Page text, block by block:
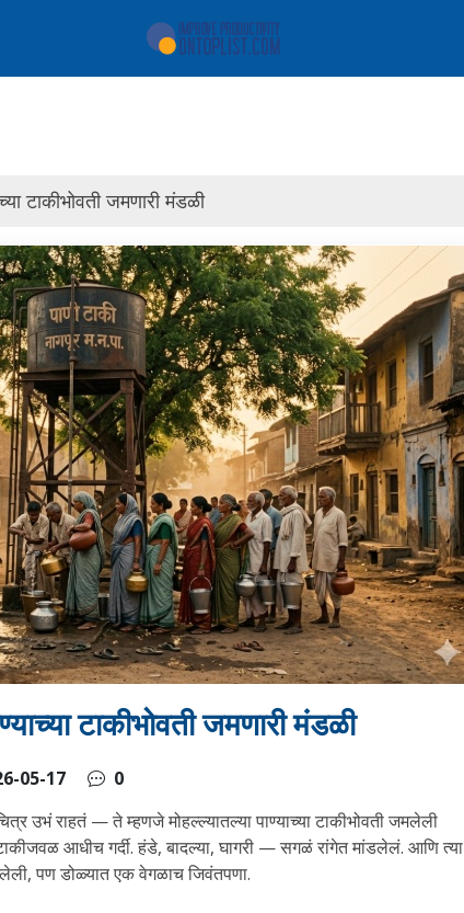
टाकीभोवती जमणारी मंडळी
टाकीभोवती जमणारी मंडळी
05-17
0
उभं राहतं — ते म्हणजे मोहल्ल्यातल्या पाण्याच्या टाकीभोवती जमलेली
आधीच गर्दी. हंडे, बादल्या, घागरी — सगळं रांगेत मांडलेलं. आणि त्या
पण डोळ्यात एक वेगळाच जिवंतपणा.